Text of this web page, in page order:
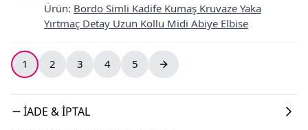
Ürün: Bordo Simli Kadife Kumaş Kruvaze Yaka
Yırtmaç Detay Uzun Kollu Midi Abiye Elbise
1 2 3 4 5
İADE & İPTAL